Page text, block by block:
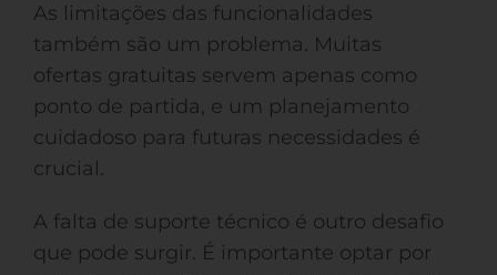
As limitações das funcionalidades
também são um problema. Muitas
ofertas gratuitas servem apenas como
ponto de partida, e um planejamento
cuidadoso para futuras necessidades é
crucial.
A falta de suporte técnico é outro desafio
que pode surgir. É importante optar por